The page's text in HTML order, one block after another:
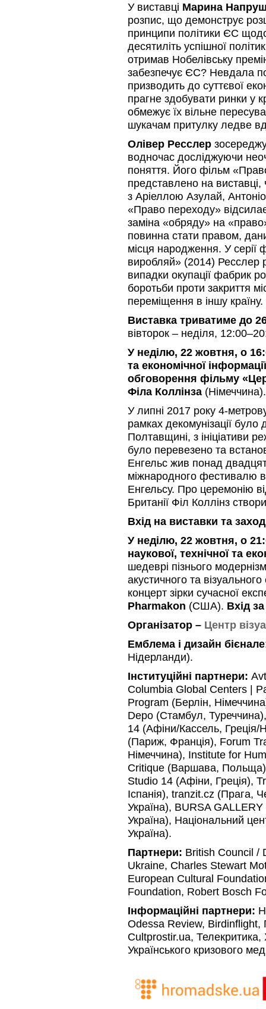
У виставці Марина
розпис, що демонструє
принципи політики ЄС щодо
десятиліть успішної
отримав Нобелівську
забезпечує ЄС? Невдала
призводить до суттєвої
прагне здобувати ринки у
обмежує їх вільне
шукачам притулку ледве
Олівер Ресслер
водночас досліджуючи
поняття. Його фільм
представлено на виставці,
з Аріеллою Азулай,
«Право переходу»
заміна «обряду» на
повинна стати правом,
місця народження. У серії
виробляй» (2014) Ресслер
випадки окупації фабрик
боротьби проти закриття
переміщення в іншу країну.
Виставка триватиме до
вівторок – неділя,
У неділю, 22 жовтня, о
та економічної
обговорення фільму
Філа Коллінза (Німеччина).
У липні 2017 року 4-
рамках декомунізації
Полтавщині, з ініціативи
було перевезено та
Енгельс жив понад
міжнародного фестивалю
Енгельсу. Про церемонію
Британії Філ Коллінз
Вхід на виставки та
У неділю, 22 жовтня, о
наукової, технічної та
шедеврі пізнього
акустичного та
концерт зірки сучасної
Pharmakon (США). Вхід
Організатор – Центр
Емблема і дизайн бієнале
Нідерланди).
Інституційні партнери:
Columbia Global Centers |
Program (Берлін,
Depo (Стамбул,
14 (Афіни/Кассель,
(Париж, Франція), Forum
Німеччина), Institute for
Critique (Варшава,
Studio 14 (Афіни, Греція),
Іспанія), tranzit.cz (Прага,
Україна), BURSA
Україна), Національний
Україна).
Партнери: British Council /
Ukraine, Charles Stewart
European Cultural
Foundation, Robert Bosch
Інформаційні партнери:
Odessa Review, Birdinflight,
Cultprostir.ua,
Українського кризового